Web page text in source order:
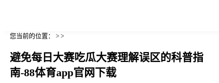
您当前的位置： > >
避免每日大赛吃瓜大赛理解误区的科普指
南-88体育app官网下载